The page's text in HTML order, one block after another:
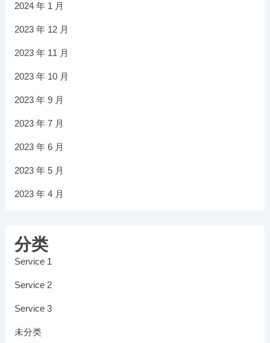
2024 年 1 月
2023 年 12 月
2023 年 11 月
2023 年 10 月
2023 年 9 月
2023 年 7 月
2023 年 6 月
2023 年 5 月
2023 年 4 月
分类
Service 1
Service 2
Service 3
未分类